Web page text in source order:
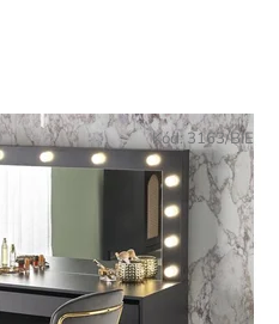
Kód:3163/BIE